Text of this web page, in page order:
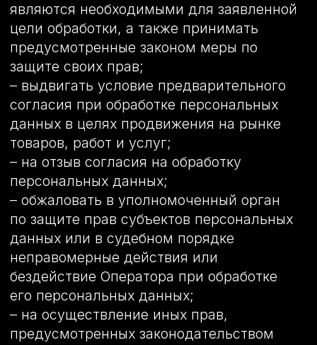
персональных данных, а также перечень
персональных данных, обработка
которых подлежит прекращению.
Указанные в данном требовании
персональные данные могут
обрабатываться только Оператором,
которому оно направлено.
5.8.4 Согласие на обработку
персональных данных, разрешенных для
распространения, прекращает свое
действие с момента поступления
Оператору требования, указанного в п.
5.8.3 настоящей Политики в отношении
обработки персональных данных.
6. Принципы обработки персональных
данных 6.1. Обработка персональных
данных осуществляется на законной и
справедливой основе.
6.2. Обработка персональных данных
ограничивается достижением
конкретных, заранее определенных и
законных целей. Не допускается
обработка персональных данных,
несовместимая с целями сбора
персональных данных.